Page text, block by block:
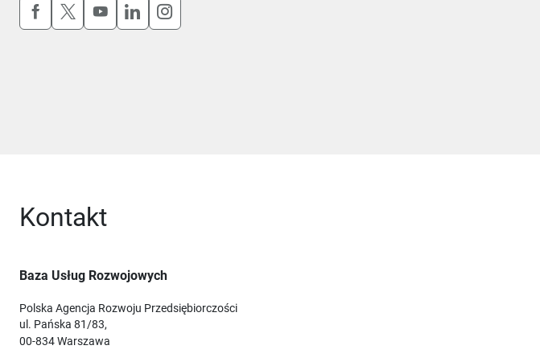
Uwaga, link otworzy się w nowym oknie
Uwaga, link otworzy się w nowym oknie
Uwaga, link otworzy się w nowym oknie
Uwaga, link otworzy się w nowym oknie
Uwaga, link otworzy się w nowym oknie
Kontakt
Baza Usług Rozwojowych
Polska Agencja Rozwoju Przedsiębiorczości
ul. Pańska 81/83,
00-834 Warszawa